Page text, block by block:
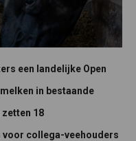
een landelijke Open
in bestaande
18
voor collega-veehouders